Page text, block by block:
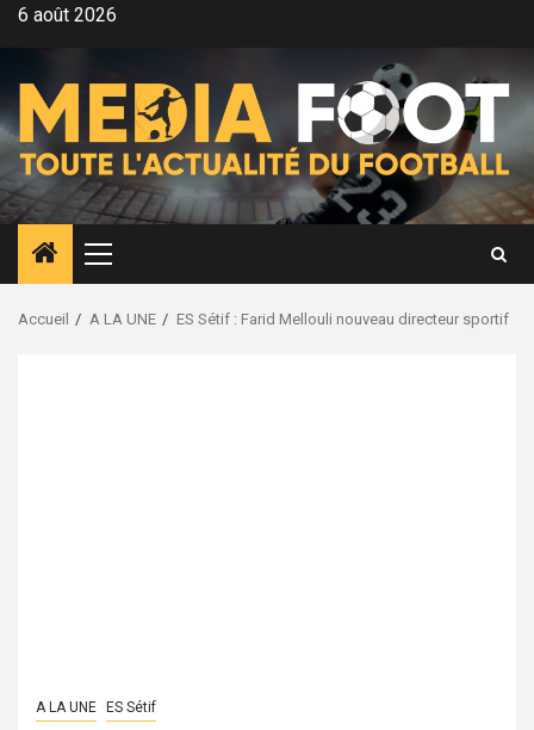
Aller6 août 2026
Menu
principal
Accueil A LA UNE ES Sétif : Farid Mellouli nouveau directeur sportif
A LA UNE ES Sétif